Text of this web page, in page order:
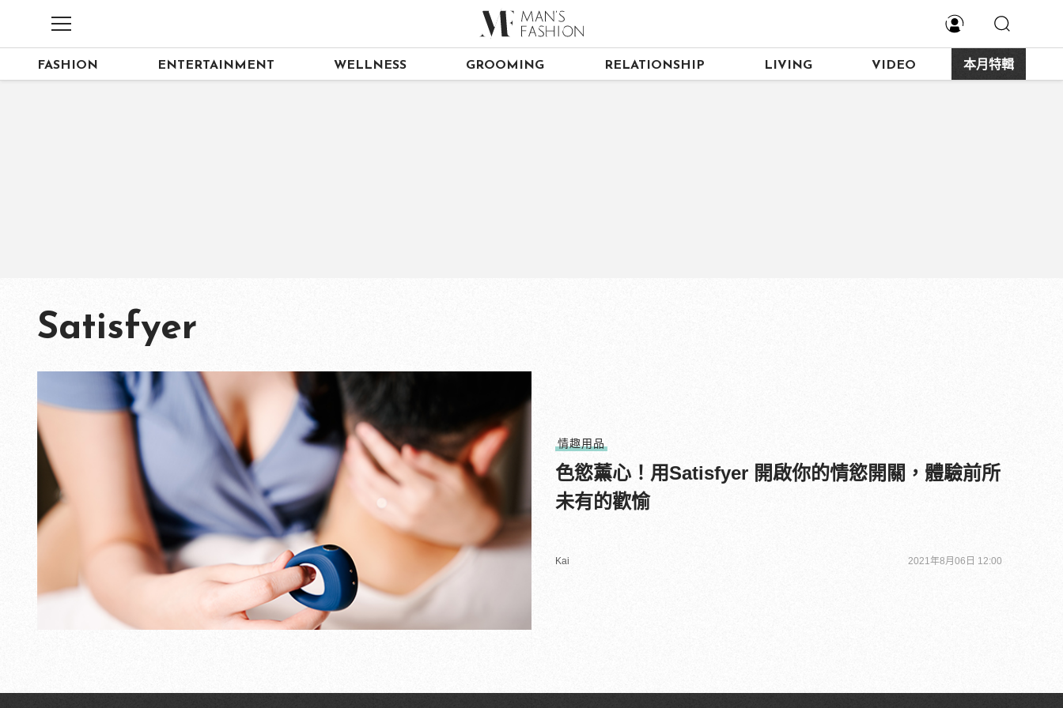
FASHION ENTERTAINMENT WELLNESS GROOMING RELATIONSHIP LIVING VIDEO 本月特輯
Satisfyer
情趣用品
色慾薰心！用Satisfyer 開啟你的情慾開關，體驗前所
未有的歡愉
Kai 2021年8月06日 12:00